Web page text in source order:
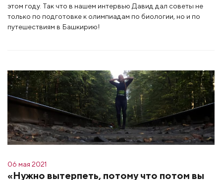
этом году. Так что в нашем интервью Давид дал советы не
только по подготовке к олимпиадам по биологии, но и по
путешествиям в Башкирию!
06 мая 2021
«Нужно вытерпеть, потому что потом вы